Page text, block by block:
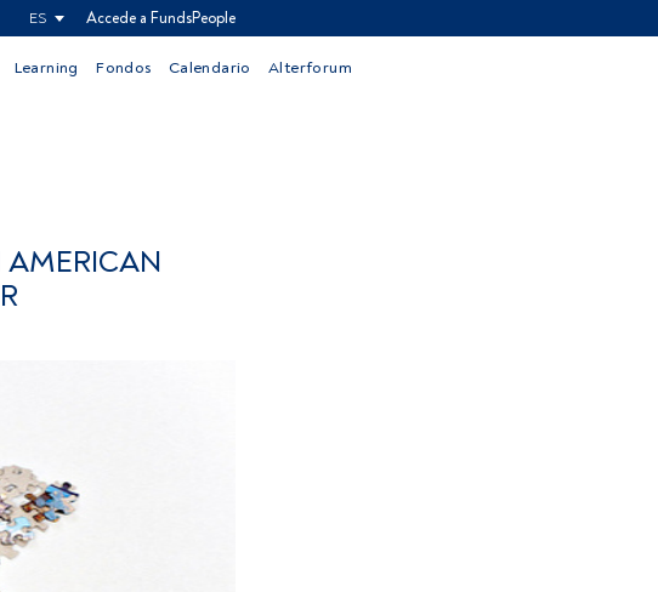
ES Accede a FundsPeople
Learning Fondos Calendario Alterforum
AMERICAN